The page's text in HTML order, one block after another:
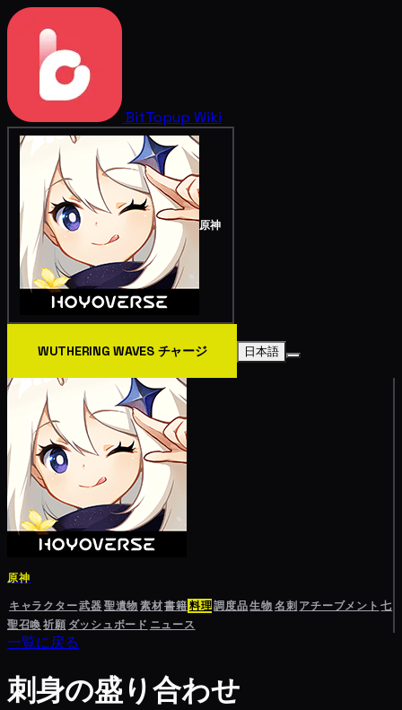
BitTopup Wiki
原神
WUTHERING WAVES チャージ 日本語
原神
キャラクター武器聖遺物素材書籍料理調度品生物名刺 アチーブメント 七
聖召喚祈願 ダッシュボード ニュース
一覧に戻る
刺身の盛り合わせ